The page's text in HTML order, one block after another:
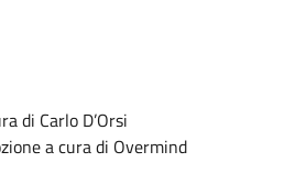
di Carlo D’Orsi
a cura di Overmind